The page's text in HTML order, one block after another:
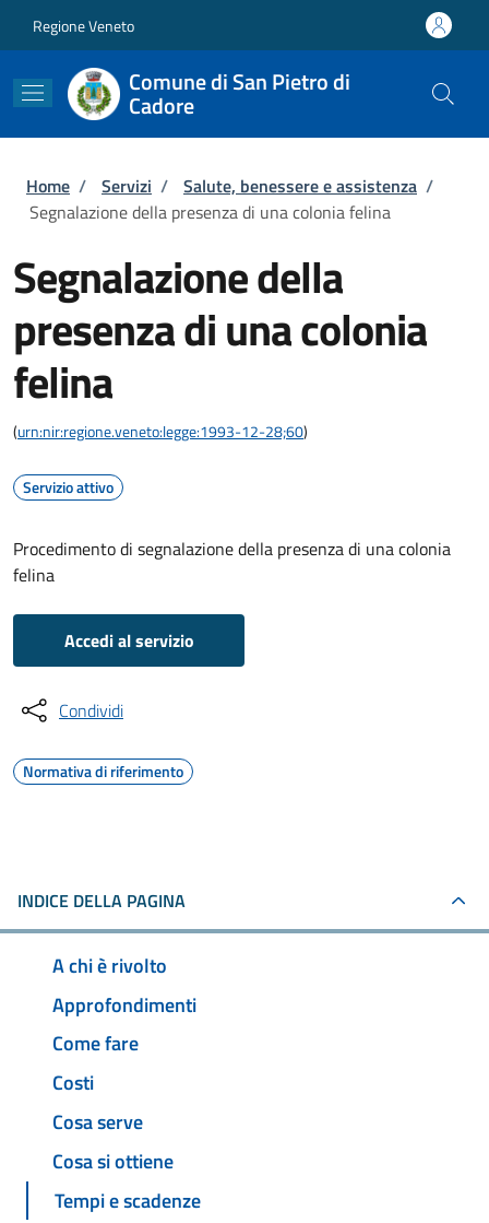
Regione Veneto
Comune di San Pietro di
Cadore
Briciole di pane
Home / Servizi / Salute, benessere e assistenza /
Segnalazione della presenza di una colonia felina
Segnalazione della
presenza di una colonia
felina
(urn:nir:regione.veneto:legge:1993-12-28;60)
Servizio attivo
Procedimento di segnalazione della presenza di una colonia
felina
Accedi al servizio
Condividi
Normativa di riferimento
INDICE DELLA PAGINA
A chi è rivolto
Approfondimenti
Come fare
Costi
Cosa serve
Cosa si ottiene
Tempi e scadenze